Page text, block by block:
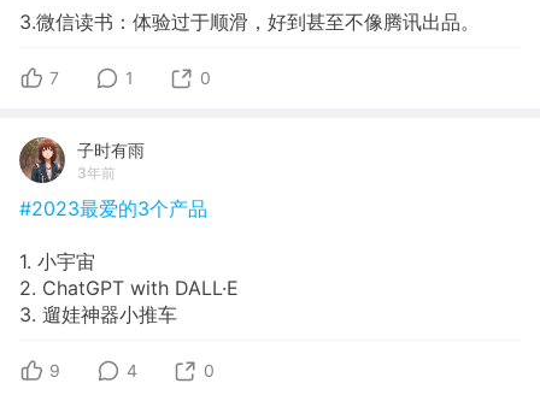
3.微信读书：体验过于顺滑，好到甚至不像腾讯出品。
7 1 0
子时有雨
3年前
#2023最爱的3个产品
1. 小宇宙
2. ChatGPT with DALL·E
3. 遛娃神器小推车
9 4 0